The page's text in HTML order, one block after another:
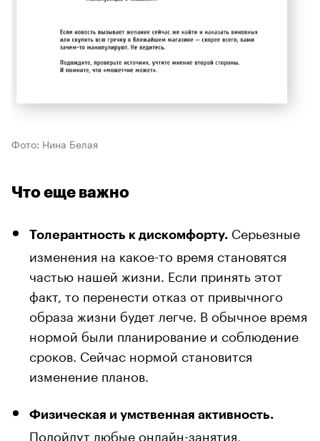
Фото: Нина Белая
Что еще важно
Толерантность к дискомфорту. Серьезные
изменения на какое-то время становятся
частью нашей жизни. Если принять этот
факт, то перенести отказ от привычного
образа жизни будет легче. В обычное время
нормой были планирование и соблюдение
сроков. Сейчас нормой становится
изменение планов.
Физическая и умственная активность.
Подойдут любые онлайн-занятия,